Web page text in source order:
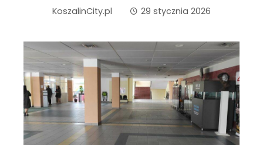
KoszalinCity.pl 29 stycznia 2026